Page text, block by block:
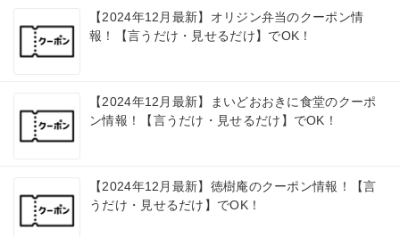
【2024年12月最新】オリジン弁当のクーポン情
報！【言うだけ・見せるだけ】でOK！
【2024年12月最新】まいどおおきに食堂のクーポ
ン情報！【言うだけ・見せるだけ】でOK！
【2024年12月最新】徳樹庵のクーポン情報！【言
うだけ・見せるだけ】でOK！